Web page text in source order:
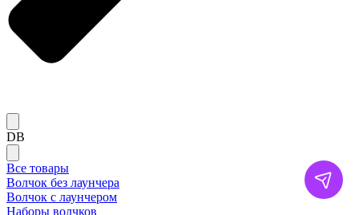
DB
Все товары
Волчок без лаунчера
Волчок с лаунчером
Наборы волчков